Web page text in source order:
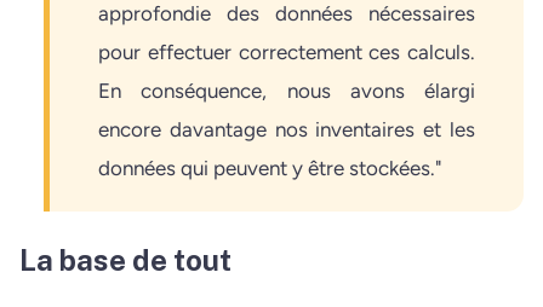
approfondie des données nécessaires
pour effectuer correctement ces calculs.
En conséquence, nous avons élargi
encore davantage nos inventaires et les
données qui peuvent y être stockées."
La base de tout